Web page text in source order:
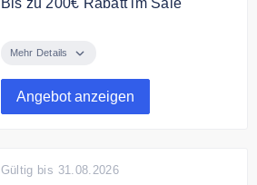
auf Sale-Artikel
Mehr Details
Angebot anzeigen
Gültig bis 31.08.2026